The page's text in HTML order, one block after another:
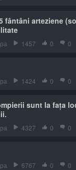
fântâni arteziene
1457 0 0
1424 0 0
sunt la fața
4327 0 0
6767 0 0